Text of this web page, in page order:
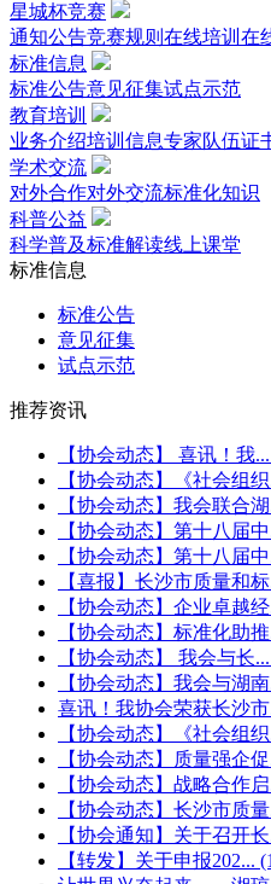
星城杯竞赛
通知公告竞赛规则 在线培训 在
标准信息
标准公告意见征集试点示范
教育培训
业务介绍培训信息专家队伍证
学术交流
对外合作对外交流标准化知识
科普公益
科学普及标准解读线上课堂
标准信息
标准公告
意见征集
试点示范
推荐资讯
【协会动态】 喜讯！我...
【协会动态】《社会组
【协会动态】我会联合
【协会动态】第十八届
【协会动态】第十八届
【喜报】长沙市质量和
【协会动态】企业卓越
【协会动态】标准化助
【协会动态】 我会与长...
【协会动态】我会与湖
喜讯！我协会荣获长沙市
【协会动态】《社会组
【协会动态】质量强企
【协会动态】战略合作
【协会动态】长沙市质
【协会通知】关于召开
【转发】关于申报202...